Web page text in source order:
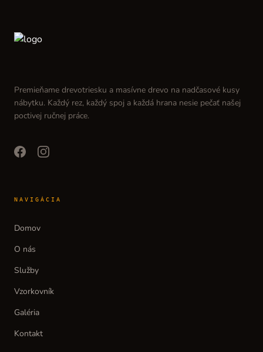
Premieňame drevotriesku a masívne drevo na nadčasové kusy
nábytku. Každý rez, každý spoj a každá hrana nesie pečať našej
poctivej ručnej práce.
facebookinstagram
NAVIGÁCIA
Domov
O nás
Služby
Vzorkovník
Galéria
Kontakt